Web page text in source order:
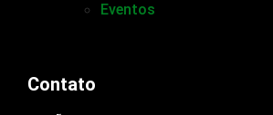
Eventos
Contato